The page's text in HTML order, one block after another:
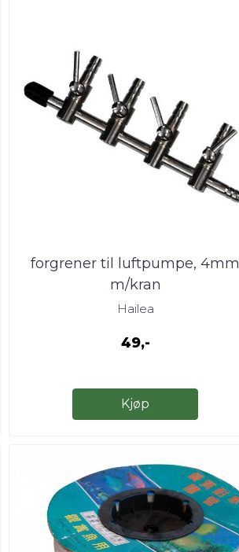
forgrener til luftpumpe, 4mm
m/kran
Hailea
49,-
Kjøp